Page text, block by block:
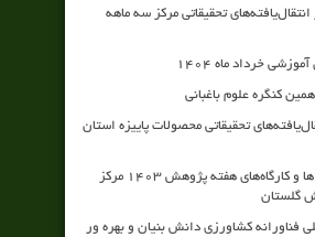
تحقیقاتی مرکز سه ماهه
خرداد ماه 1404
کنگره علوم باغبانی
تحقیقاتی محصولات پاییزه استان
برنامه سخنرانی ها و کارگاه‌های هفته پژوهش 1403 مرکز
گلستان
فناورانه کشاورزی دانش بنیان و بهره ور